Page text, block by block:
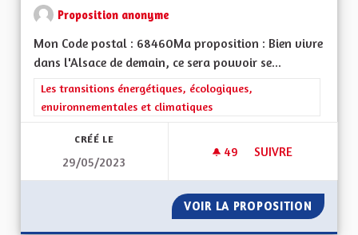
Proposition anonyme
Mon Code postal : 68460Ma proposition : Bien vivre
dans l'Alsace de demain, ce sera pouvoir se...
Filtrer les résultats de la catégorie : Les transitions
Les transitions énergétiques, écologiques,
environnementales et climatiques
CRÉÉ LE
29/05/2023
49 49 ABONNÉS
SUIVRE
VOIR LA PROPOSITION